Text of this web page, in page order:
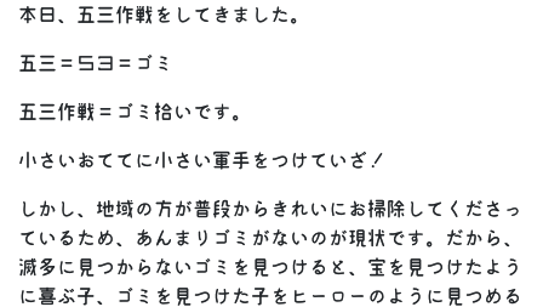
本日、五三作戦をしてきました。
五三＝５３＝ゴミ
五三作戦＝ゴミ拾いです。
小さいおててに小さい軍手をつけていざ！
しかし、地域の方が普段からきれいにお掃除してくださっ
ているため、あんまりゴミがないのが現状です。だから、
滅多に見つからないゴミを見つけると、宝を見つけたよう
に喜ぶ子、ゴミを見つけた子をヒーローのように見つめる